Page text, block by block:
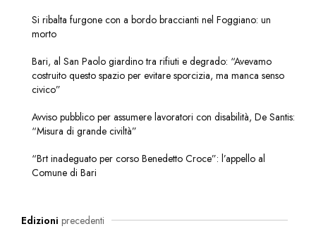
Si ribalta furgone con a bordo braccianti nel Foggiano: un
morto
Bari, al San Paolo giardino tra rifiuti e degrado: “Avevamo
costruito questo spazio per evitare sporcizia, ma manca senso
civico”
Avviso pubblico per assumere lavoratori con disabilità, De Santis:
“Misura di grande civiltà”
“Brt inadeguato per corso Benedetto Croce”: l’appello al
Comune di Bari
Edizioni precedenti